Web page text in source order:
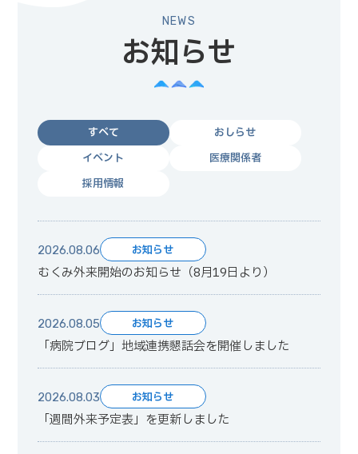
NEWS
お知らせ
すべて
おしらせ
イベント
医療関係者
採用情報
2026.08.06 お知らせ
むくみ外来開始のお知らせ（8月19日より）
2026.08.05 お知らせ
「病院ブログ」地域連携懇話会を開催しました
2026.08.03 お知らせ
「週間外来予定表」を更新しました